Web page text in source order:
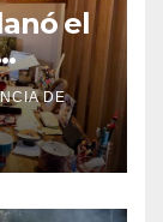
el
caso
DE